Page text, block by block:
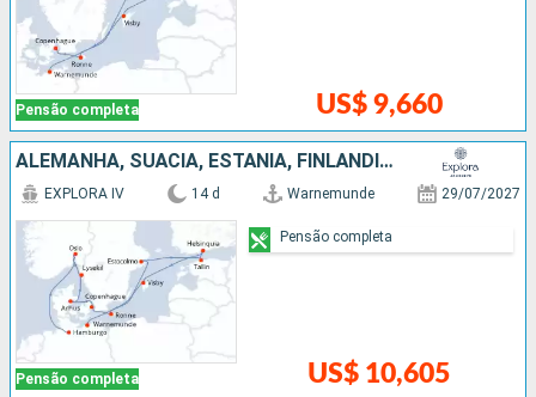
Pensão completa US$ 9,660
ALEMANHA, SUÃCIA, ESTÃNIA, FINLÃNDIA, DINAMARCA, NORUEGA
Pensão completa
EXPLORA IV 14 d Warnemunde 29/07/2027
US$ 10,605
Pensão completa